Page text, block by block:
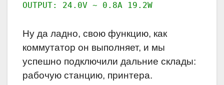
OUTPUT: 24.0V ~ 0.8A 19.2W
Ну да ладно, свою функцию, как
коммутатор он выполняет, и мы
успешно подключили дальние склады:
рабочую станцию, принтера.